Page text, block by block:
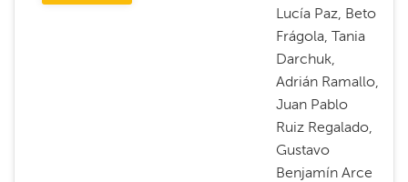
Lucía Paz, Beto
Frágola, Tania
Darchuk,
Adrián Ramallo,
Juan Pablo
Ruiz Regalado,
Gustavo
Benjamín Arce